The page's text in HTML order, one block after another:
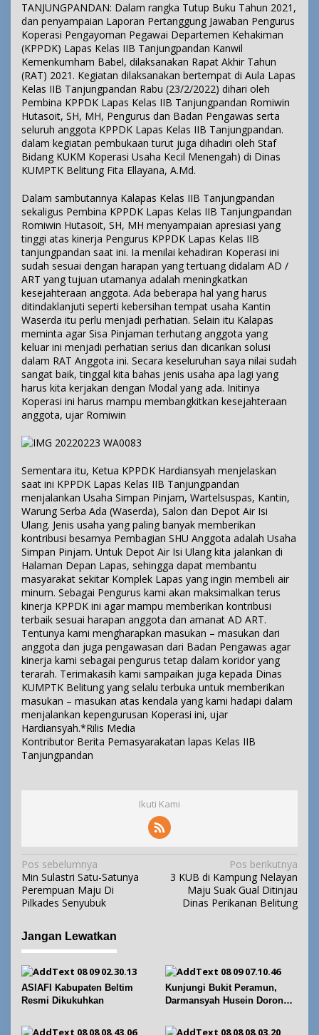
TANJUNGPANDAN: Dalam rangka Tutup Buku Tahun 2021,
dan penyampaian Laporan Pertanggung Jawaban Pengurus
Koperasi Pengayoman Pegawai Departemen Kehakiman
(KPPDK) Lapas Kelas IIB Tanjungpandan Kanwil
Kemenkumham Babel, dilaksanakan Rapat Akhir Tahun
(RAT) 2021. Kegiatan dilaksanakan bertempat di Aula Lapas
Kelas IIB Tanjungpandan Rabu (23/2/2022) dihari oleh
Pembina KPPDK Lapas Kelas IIB Tanjungpandan Romiwin
Hutasoit, SH, MH, Pengurus dan Badan Pengawas serta
seluruh anggota KPPDK Lapas Kelas IIB Tanjungpandan.
dalam kegiatan pembukaan turut juga dihadiri oleh Staf
Bidang KUKM Koperasi Usaha Kecil Menengah) di Dinas
KUMPTK Belitung Fita Ellayana, A.Md.
Dalam sambutannya Kalapas Kelas IIB Tanjungpandan
sekaligus Pembina KPPDK Lapas Kelas IIB Tanjungpandan
Romiwin Hutasoit, SH, MH menyampaian apresiasi yang
tinggi atas kinerja Pengurus KPPDK Lapas Kelas IIB
tanjungpandan saat ini. Ia menilai kehadiran Koperasi ini
sudah sesuai dengan harapan yang tertuang didalam AD /
ART yang tujuan utamanya adalah meningkatkan
kesejahteraan anggota. Ada beberapa hal yang harus
ditindaklanjuti seperti kebersihan tempat usaha Kantin
Waserda itu perlu menjadi perhatian. Selain itu Kalapas
meminta agar Sisa Pinjaman terhutang anggota yang
keluar ini menjadi perhatian serius dan dicarikan solusi
dalam RAT Anggota ini. Secara keseluruhan saya nilai sudah
sangat baik, tinggal kita bahas jenis usaha apa lagi yang
harus kita kerjakan dengan Modal yang ada. Initinya
Koperasi ini harus mampu membangkitkan kesejahteraan
anggota, ujar Romiwin
Sementara itu, Ketua KPPDK Hardiansyah menjelaskan
saat ini KPPDK Lapas Kelas IIB Tanjungpandan
menjalankan Usaha Simpan Pinjam, Wartelsuspas, Kantin,
Warung Serba Ada (Waserda), Salon dan Depot Air Isi
Ulang. Jenis usaha yang paling banyak memberikan
kontribusi besarnya Pembagian SHU Anggota adalah Usaha
Simpan Pinjam. Untuk Depot Air Isi Ulang kita jalankan di
Halaman Depan Lapas, sehingga dapat membantu
masyarakat sekitar Komplek Lapas yang ingin membeli air
minum. Sebagai Pengurus kami akan maksimalkan terus
kinerja KPPDK ini agar mampu memberikan kontribusi
terbaik sesuai harapan anggota dan amanat AD ART.
Tentunya kami mengharapkan masukan – masukan dari
anggota dan juga pengawasan dari Badan Pengawas agar
kinerja kami sebagai pengurus tetap dalam koridor yang
terarah. Terimakasih kami sampaikan juga kepada Dinas
KUMPTK Belitung yang selalu terbuka untuk memberikan
masukan – masukan atas kendala yang kami hadapi dalam
menjalankan kepengurusan Koperasi ini, ujar
Hardiansyah.*Rilis Media
Kontributor Berita Pemasyarakatan lapas Kelas IIB
Tanjungpandan
Ikuti Kami
N
a
v
g
a
s
i
p
Pos sebelumnya
Min Sulastri Satu-Satunya
Perempuan Maju Di
Pilkades Senyubuk
Pos berikutnya
3 KUB di Kampung Nelayan
Maju Suak Gual Ditinjau
Dinas Perikanan Belitung
Jangan Lewatkan
ASIAFI Kabupaten Beltim
Resmi Dikukuhkan
Kunjungi Bukit Peramun,
Darmansyah Husein Dorong